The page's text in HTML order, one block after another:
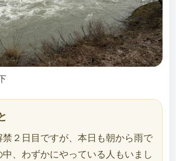
２日目ですが、本日も朝から雨で
、わずかにやっている人もいまし